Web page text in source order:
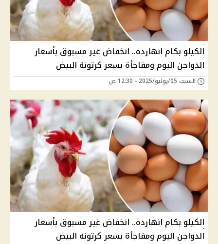
الكيلو بكام انهارده.. انخفاض غير مسبوق بأسعار
الدواجن اليوم ومفاجأة بسعر كرتونة البيض
السبت 05/يوليو/2025 - 12:30 ص
الكيلو بكام انهارده.. انخفاض غير مسبوق بأسعار
الدواجن اليوم ومفاجأة بسعر كرتونة البيض